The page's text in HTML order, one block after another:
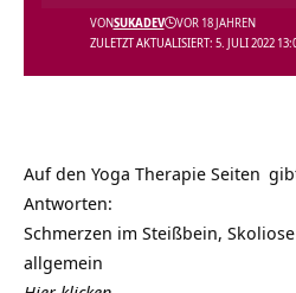
ZULETZT AKTUALISIERT: 5. JULI 2022
VONSUKADEV VOR 18 JAHREN
Auf den Yoga Therapie Seiten
Antworten:
Schmerzen im Steißbein, Skoliose
allgemein